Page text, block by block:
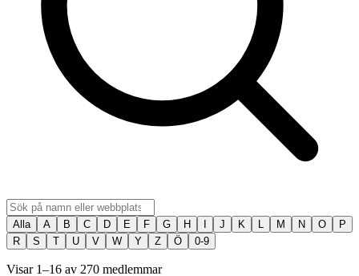
Alla A B C D E F G H J K L M N O
P
R
S T U V W Y Z Ö 0-9
Visar 1–16 av 270 medlemmar